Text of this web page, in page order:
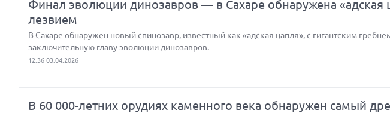
Финал эволюции динозавров — в Сахаре обнаружена «адская
лезвием
В Сахаре обнаружен новый спинозавр, известный как «адская цапля», с гигантским
заключительную главу эволюции динозавров.
12:36 03.04.2026
В 60 000-летних орудиях каменного века обнаружен самый